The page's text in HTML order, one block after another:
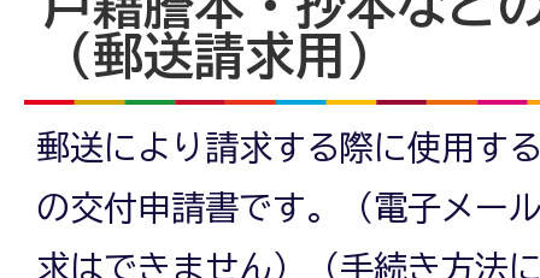
（郵送請求用）
郵送により請求する際に使用す
の交付申請書です。（電子メー
求はできません）（手続き方法